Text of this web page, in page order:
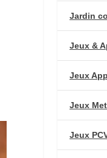
Jardin
Jeux &
Jeux
Jeux
Jeux